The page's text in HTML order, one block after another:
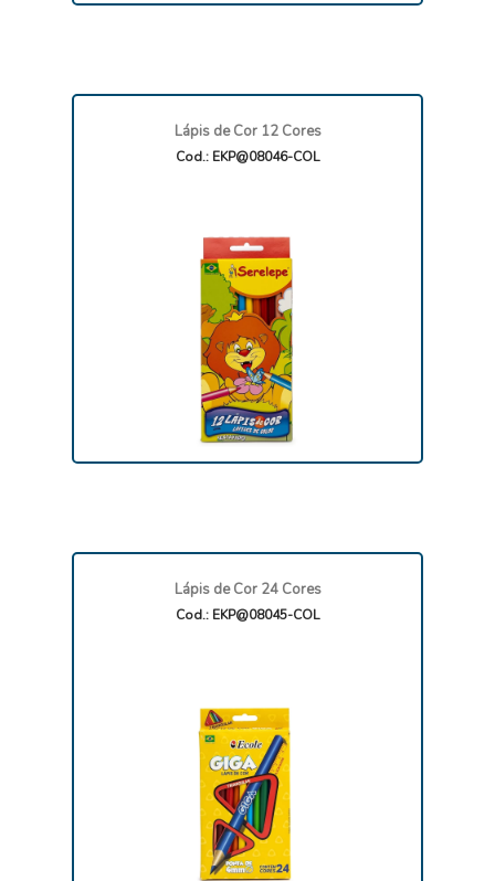
Lápis de Cor 12 Cores
Cod.: EKP@08046-COL
Lápis de Cor 24 Cores
Cod.: EKP@08045-COL